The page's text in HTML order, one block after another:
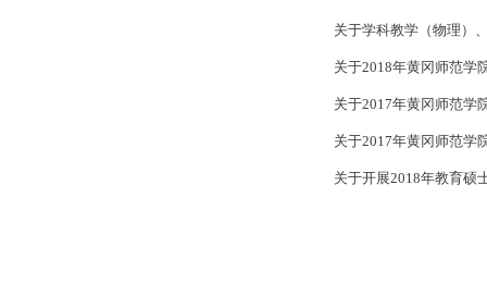
关于学科教学（物理）
关于2018年黄冈师范学
关于2017年黄冈师范学
关于2017年黄冈师范学
关于开展2018年教育硕